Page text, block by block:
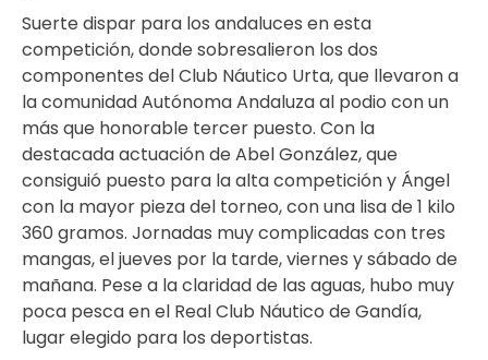
Suerte dispar para los andaluces en esta
competición, donde sobresalieron los dos
componentes del Club Náutico Urta, que llevaron a
la comunidad Autónoma Andaluza al podio con un
más que honorable tercer puesto. Con la
destacada actuación de Abel González, que
consiguió puesto para la alta competición y Ángel
con la mayor pieza del torneo, con una lisa de 1 kilo
360 gramos. Jornadas muy complicadas con tres
mangas, el jueves por la tarde, viernes y sábado de
mañana. Pese a la claridad de las aguas, hubo muy
poca pesca en el Real Club Náutico de Gandía,
lugar elegido para los deportistas.